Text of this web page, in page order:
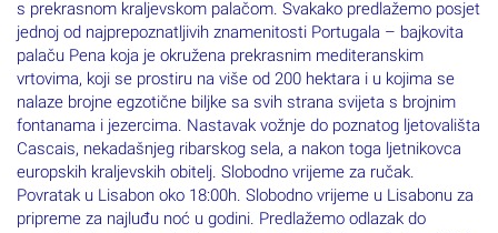
jednoj od najprepoznatljivih znamenitosti Portugala – bajkovita
palaču Pena koja je okružena prekrasnim mediteranskim
vrtovima, koji se prostiru na više od 200 hektara i u kojima se
nalaze brojne egzotične biljke sa svih strana svijeta s brojnim
fontanama i jezercima. Nastavak vožnje do poznatog ljetovališta
Cascais, nekadašnjeg ribarskog sela, a nakon toga ljetnikovca
europskih kraljevskih obitelj. Slobodno vrijeme za ručak.
Povratak u Lisabon oko 18:00h. Slobodno vrijeme u Lisabonu za
pripreme za najluđu noć u godini. Predlažemo odlazak do
poznatog trga Praça do Comércio gdje će biti organiziran doček